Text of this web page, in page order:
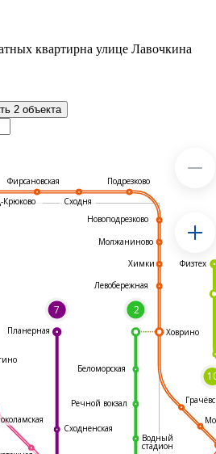
квартирна улице Лавочкина
2 объекта
7 2
Фирсановская
Сходня
Подрезково
Новоподрезково
Молжаниново
Химки
Левобережная
Ховрино
Водный
стадион
Сходненская
Планерная
Физтех
Речной вокзал
Беломорская
Крюково